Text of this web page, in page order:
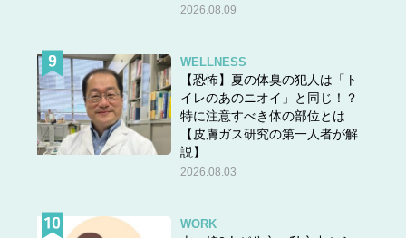
ルージュ ピュールクチュール レフィルの「N8 ブラウス ヌ」 6,050 円（税込）全
平野紫耀さんは「ルージュピュールクチュール」について
「最高でした。めっちゃくちゃ良かったです。
発色もすごいぱっと塗った瞬間映えますし、つけ心地も本
当に良くて、オイリーにならずに、しっかり保湿されてい
るのは、すごく感じました。ケア成分も80%以上、40色も
の日の服装や気分によってシェードを変えられるのが、本
2026.08.09
WELLNESS
【恐怖】夏の体臭の犯人は「ト
イレのあのニオイ」と同じ！？
特に注意すべき体の部位とは
【皮膚ガス研究の第一人者が解
説】
2026.08.03
WORK